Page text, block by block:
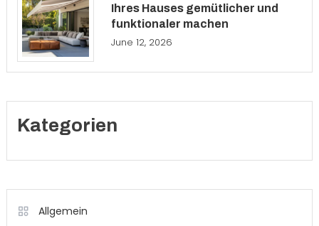
Ihres Hauses gemütlicher und
funktionaler machen
June 12, 2026
Kategorien
Allgemein